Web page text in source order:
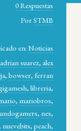
0 Respuestas
PorSTMB
en:Noticias
adrian suarez, alex
,bowser, ferran
,libreria,
, mariobros,
, nes,
nuevebits,peach,